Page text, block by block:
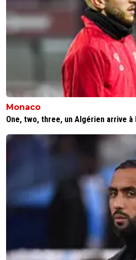
Monaco
One, two, three, un Algérien arrive à